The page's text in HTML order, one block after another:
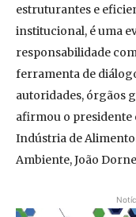
estruturantes e
institucional, é uma
responsabilidade
ferramenta de
autoridades, órgãos
afirmou o presidente
Indústria de
Ambiente, João